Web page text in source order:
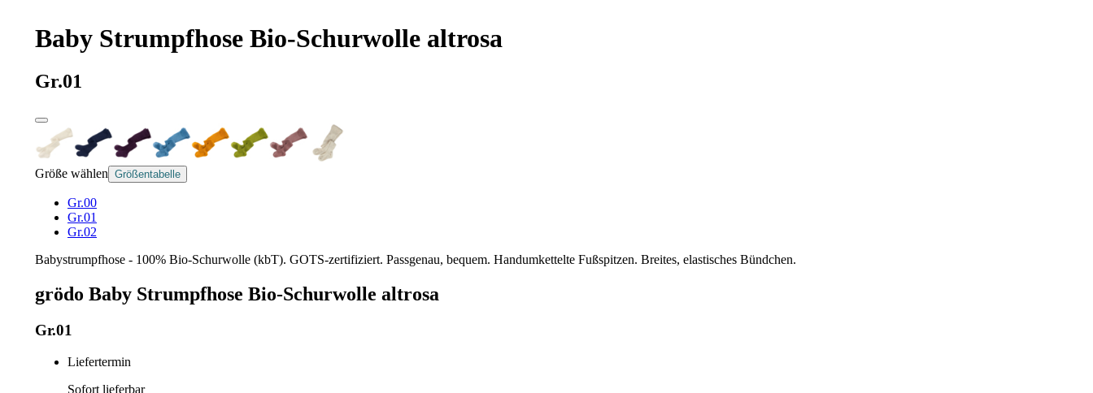
Baby Strumpfhose Bio-Schurwolle altrosa
Gr.01
Größe wählen Größentabelle
Gr.00
Gr.01
Gr.02
Babystrumpfhose - 100% Bio-Schurwolle (kbT). GOTS-zertifiziert. Passgenau, bequem. Handumkettelte Fußspitzen. Breites, elastisches Bündchen.
grödo Baby Strumpfhose Bio-Schurwolle altrosa
Gr.01
Liefertermin
Sofort lieferbar